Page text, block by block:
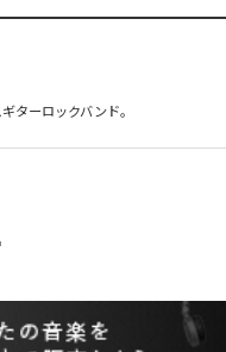
ターロックバンド。